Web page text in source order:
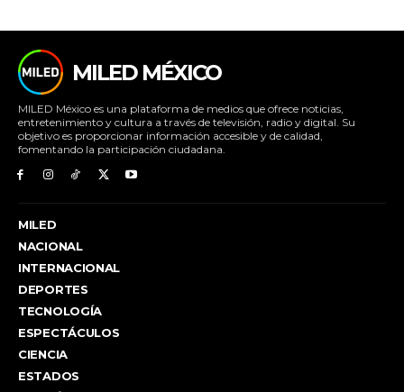
MILED MÉXICO
MILED México es una plataforma de medios que ofrece noticias,
entretenimiento y cultura a través de televisión, radio y digital. Su
objetivo es proporcionar información accesible y de calidad,
fomentando la participación ciudadana.
MILED
NACIONAL
INTERNACIONAL
DEPORTES
TECNOLOGÍA
ESPECTÁCULOS
CIENCIA
ESTADOS